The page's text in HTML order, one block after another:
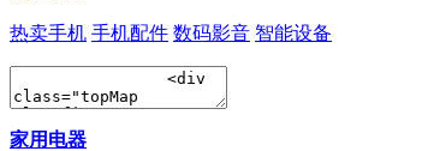
热卖手机 手机配件 数码影音 智能设备
家用电器